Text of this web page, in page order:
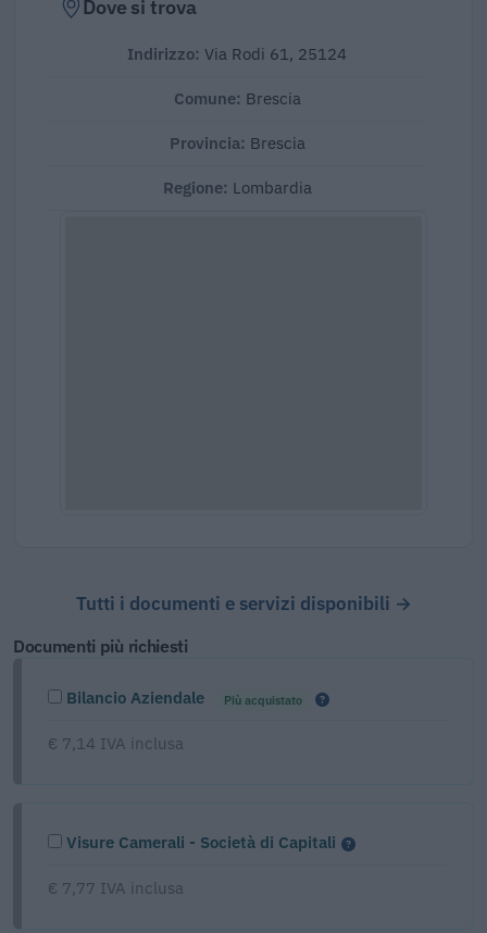
Dove si trova
Indirizzo: Via Rodi 61, 25124
Comune: Brescia
Provincia: Brescia
Regione: Lombardia
Tutti i documenti e servizi disponibili →
Documenti più richiesti
Bilancio Aziendale Più acquistato
€ 7,14 IVA inclusa
Visure Camerali - Società di Capitali
€ 7,77 IVA inclusa